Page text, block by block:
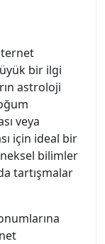
bir ilgi
astroloji
veya
için ideal bir
bilimler
tartışmalar